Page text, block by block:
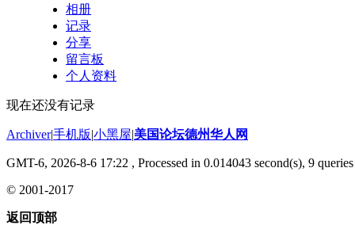
相册
记录
分享
留言板
个人资料
现在还没有记录
Archiver|手机版|小黑屋|美国论坛德州华人网
GMT-6, 2026-8-6 17:22 , Processed in 0.014043 second(s), 9
© 2001-2017
返回顶部